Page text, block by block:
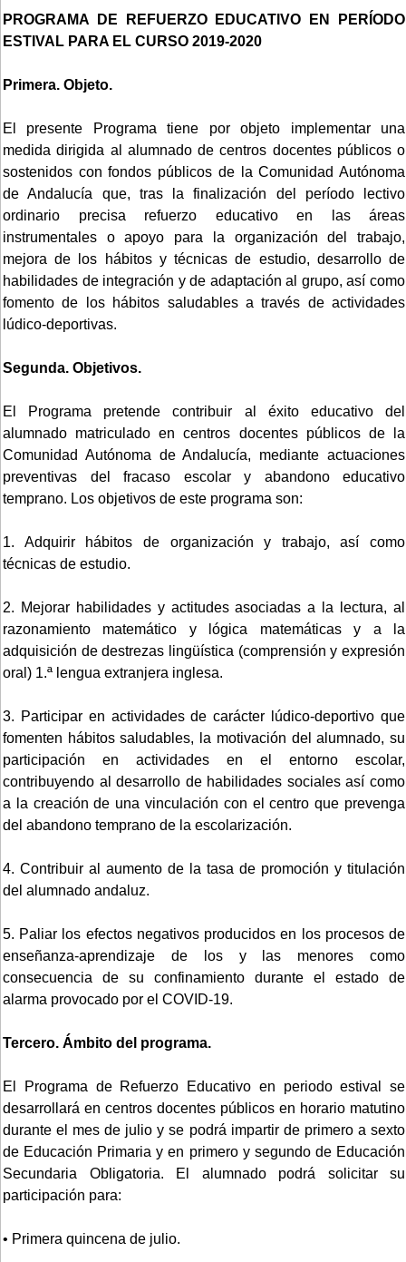
PROGRAMA DE REFUERZO EDUCATIVO EN PERÍODO
ESTIVAL PARA EL CURSO 2019-2020
Primera. Objeto.
El presente Programa tiene por objeto implementar una
medida dirigida al alumnado de centros docentes públicos o
sostenidos con fondos públicos de la Comunidad Autónoma
de Andalucía que, tras la finalización del período lectivo
ordinario precisa refuerzo educativo en las áreas
instrumentales o apoyo para la organización del trabajo,
mejora de los hábitos y técnicas de estudio, desarrollo de
habilidades de integración y de adaptación al grupo, así como
fomento de los hábitos saludables a través de actividades
lúdico-deportivas.
Segunda. Objetivos.
El Programa pretende contribuir al éxito educativo del
alumnado matriculado en centros docentes públicos de la
Comunidad Autónoma de Andalucía, mediante actuaciones
preventivas del fracaso escolar y abandono educativo
temprano. Los objetivos de este programa son:
1. Adquirir hábitos de organización y trabajo, así como
técnicas de estudio.
2. Mejorar habilidades y actitudes asociadas a la lectura, al
razonamiento matemático y lógica matemáticas y a la
adquisición de destrezas lingüística (comprensión y expresión
oral) 1.ª lengua extranjera inglesa.
3. Participar en actividades de carácter lúdico-deportivo que
fomenten hábitos saludables, la motivación del alumnado, su
participación en actividades en el entorno escolar,
contribuyendo al desarrollo de habilidades sociales así como
a la creación de una vinculación con el centro que prevenga
del abandono temprano de la escolarización.
4. Contribuir al aumento de la tasa de promoción y titulación
del alumnado andaluz.
5. Paliar los efectos negativos producidos en los procesos de
enseñanza-aprendizaje de los y las menores como
consecuencia de su confinamiento durante el estado de
alarma provocado por el COVID-19.
Tercero. Ámbito del programa.
El Programa de Refuerzo Educativo en periodo estival se
desarrollará en centros docentes públicos en horario matutino
durante el mes de julio y se podrá impartir de primero a sexto
de Educación Primaria y en primero y segundo de Educación
Secundaria Obligatoria. El alumnado podrá solicitar su
participación para:
• Primera quincena de julio.